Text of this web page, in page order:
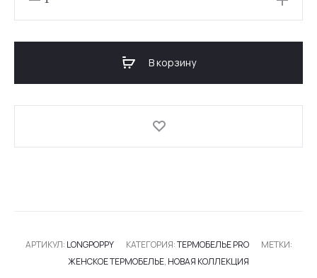
В корзину
АРТИКУЛ: LONGPOPPY КАТЕГОРИЯ:ТЕРМОБЕЛЬЕ PRO
МЕТКИ:
ЖЕНСКОЕ ТЕРМОБЕЛЬЕ, НОВАЯ КОЛЛЕКЦИЯ